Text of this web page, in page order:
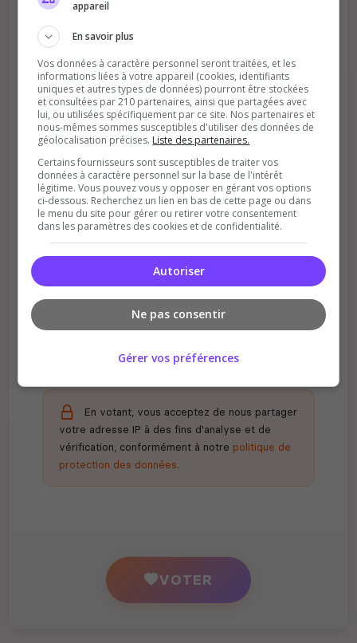
Soutient la communauté
Plus de visibilité = plus de joueurs
Récompenses possibles
Certains serveurs offrent des bonus aux
votants
En votant, vous acceptez de nous partager
votre adresse IP à des fins d'analyse et de
vérification, conformément à notre politique de
protection des données.
VOTER
appareil
En savoir plus
Vos données à caractère personnel seront traitées, et les
informations liées à votre appareil (cookies, identifiants
uniques et autres types de données) pourront être stockées
et consultées par 210 partenaires, ainsi que partagées avec
lui, ou utilisées spécifiquement par ce site. Nos partenaires et
nous-mêmes sommes susceptibles d'utiliser des données de
géolocalisation précises. Liste des partenaires.
Certains fournisseurs sont susceptibles de traiter vos
données à caractère personnel sur la base de l'intérêt
légitime. Vous pouvez vous y opposer en gérant vos options
ci-dessous. Recherchez un lien en bas de cette page ou dans
le menu du site pour gérer ou retirer votre consentement
dans les paramètres des cookies et de confidentialité.
Autoriser
Ne pas consentir
Gérer vos préférences